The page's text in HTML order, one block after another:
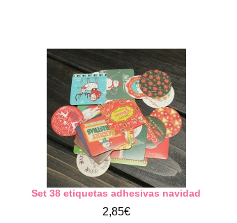
Set 38 etiquetas adhesivas navidad
2,85€